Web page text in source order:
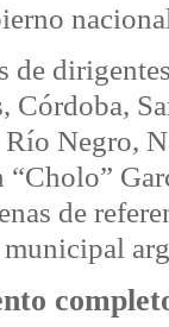
de
Córdoba,
Negro,
“Cholo”
de